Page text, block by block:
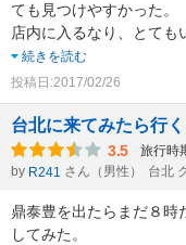
ても見つけやすかった。
店内に入るなり、とても
続きを読む
投稿日:2017/02/26
台北に来てみたら行
3.5 旅行時
by R241 さん（男性） 台北
鼎泰豊を出たらまだ８時
してみた。